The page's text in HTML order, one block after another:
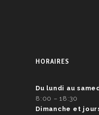
HORAIRES
Du lundi au
8:00 – 18:30
Dimanche et